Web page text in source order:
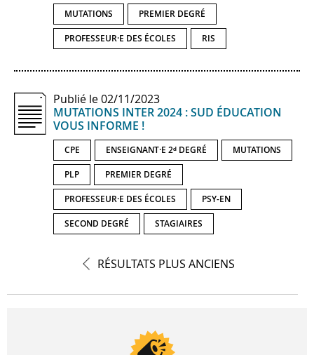
MUTATIONS PREMIER DEGRÉ
PROFESSEUR·E DES ÉCOLES RIS
Publié le 02/11/2023
MUTATIONS INTER 2024 : SUD ÉDUCATION
VOUS INFORME !
CPE ENSEIGNANT·E 2ᵈ DEGRÉ MUTATIONS
PLP PREMIER DEGRÉ
PROFESSEUR·E DES ÉCOLES PSY-EN
SECOND DEGRÉ STAGIAIRES
Naviguer
parmi
RÉSULTATS PLUS ANCIENS